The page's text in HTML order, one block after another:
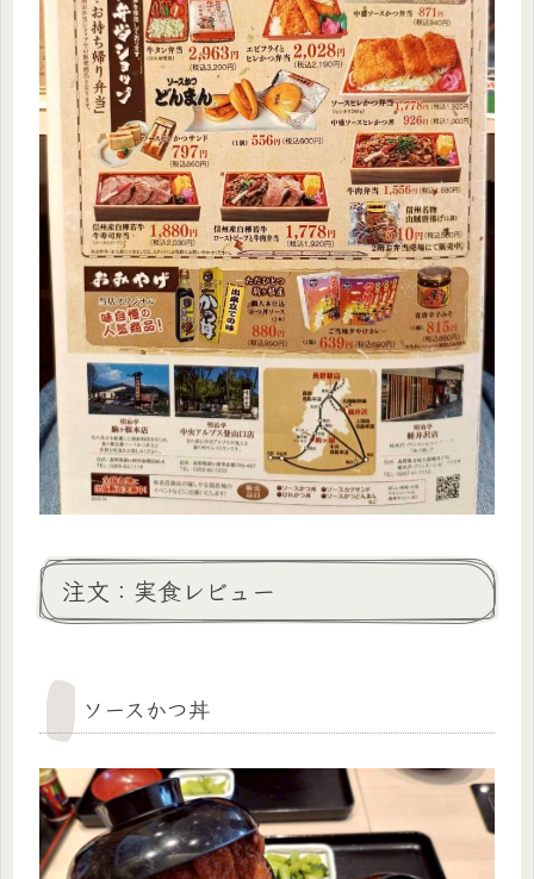
注文：実食レビュー
ソースかつ丼